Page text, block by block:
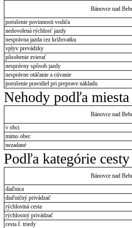
Bánovce nad
porušenie povinnosti vodiča
nedovolená rýchlosť jazdy
nesprávna jazda cez križovatku
vplyv prevádzky
pôsobenie zvierať
nesprávny spôsob jazdy
nesprávne otáčanie a cúvanie
porušenie pravidiel pri preprave nákladu
Nehody podľa
Bánovce nad
v obci
mimo obec
nezadané
Podľa kategórie cesty
Bánovce nad
diaľnica
diaľničný privádzač
rýchlostná cesta
rýchlostný privádzač
cesta I. triedy